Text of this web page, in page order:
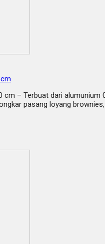
cm – Terbuat dari
pasang loyang